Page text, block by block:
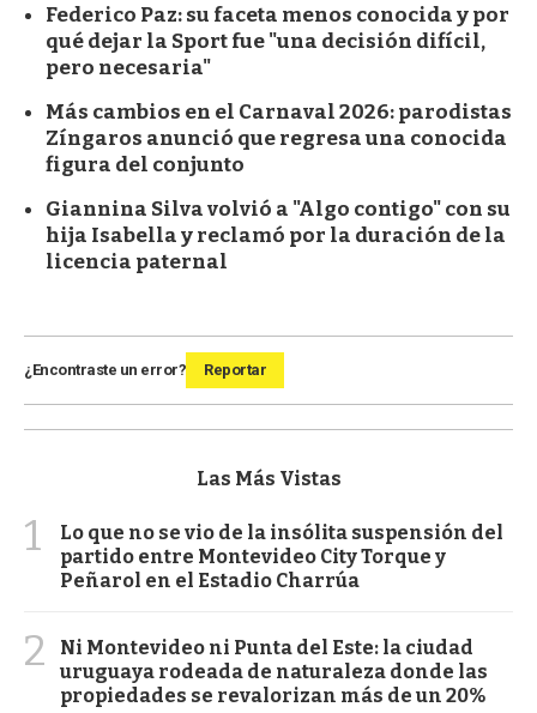
Federico Paz: su faceta menos conocida y por
qué dejar la Sport fue "una decisión difícil,
pero necesaria"
Más cambios en el Carnaval 2026: parodistas
Zíngaros anunció que regresa una conocida
figura del conjunto
Giannina Silva volvió a "Algo contigo" con su
hija Isabella y reclamó por la duración de la
licencia paternal
¿Encontraste un error? Reportar
Las Más Vistas
1
Lo que no se vio de la insólita suspensión del
partido entre Montevideo City Torque y
Peñarol en el Estadio Charrúa
2
Ni Montevideo ni Punta del Este: la ciudad
uruguaya rodeada de naturaleza donde las
propiedades se revalorizan más de un 20%